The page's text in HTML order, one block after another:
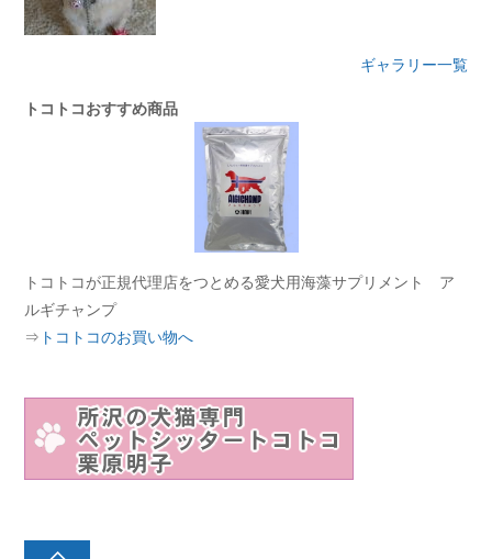
ギャラリー一覧
トコトコおすすめ商品
トコトコが正規代理店をつとめる愛犬用海藻サプリメント ア
ルギチャンプ
⇒ トコトコのお買い物へ